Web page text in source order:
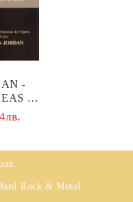
-
ET
Rock & Metal